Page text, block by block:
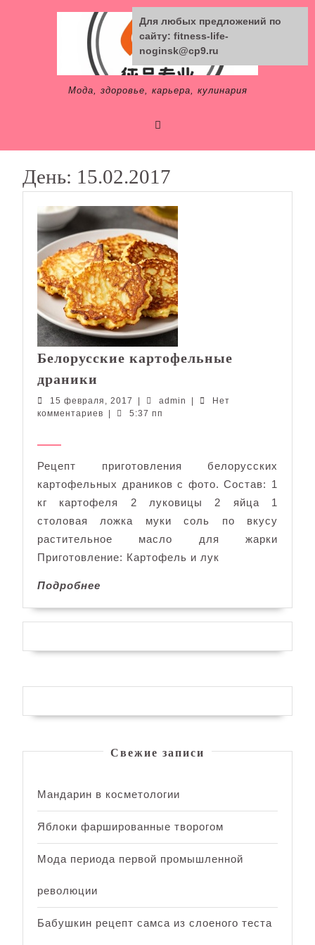
Мода, здоровье, карьера, кулинария
День: 15.02.2017
Белорусские картофельные
драники
драники
15 февраля, 2017 15
февраля,
| admin admin
|
Нет
комментариев
| 5:37 пп
Рецепт приготовления белорусских
картофельных драников с фото. Состав: 1
кг картофеля 2 луковицы 2 яйца 1
столовая ложка муки соль по вкусу
растительное масло для жарки
Приготовление: Картофель и лук
Подробнее
Свежие записи
Мандарин в косметологии
Яблоки фаршированные творогом
Мода периода первой промышленной
революции
Бабушкин рецепт самса из слоеного теста
Для любых предложений по
сайту: fitness-life-
noginsk@cp9.ru